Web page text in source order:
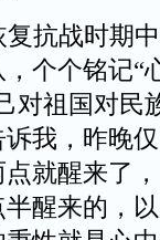
抗战时期
个个铭记“
对祖国对民
我，昨晚
就醒来了
醒来的，